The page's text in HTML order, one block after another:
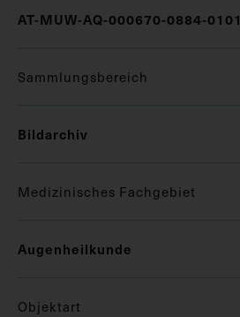
AT-MUW-AQ-000670-0884-0101
Sammlungsbereich
Bildarchiv
Medizinisches Fachgebiet
Augenheilkunde
Objektart